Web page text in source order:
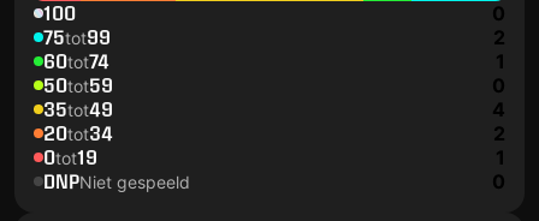
100 0
75tot99 2
60tot74 1
50tot59 0
35tot49 4
20tot34 2
0tot19 1
DNPNiet gespeeld 0